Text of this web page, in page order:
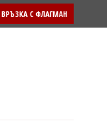
ВРЪЗКА С ФЛАГМАН